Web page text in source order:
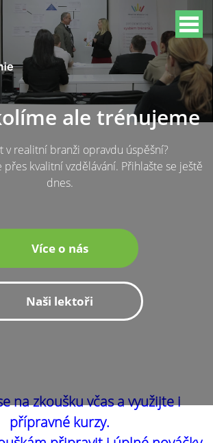
ale trénujeme
v realitní branži opravdu úspěšní?
přes kvalitní vzdělávání. Přihlašte se ještě
dnes.
Více o nás
Naši lektoři
na zkoušku včas a využijte i
přípravné kurzy.